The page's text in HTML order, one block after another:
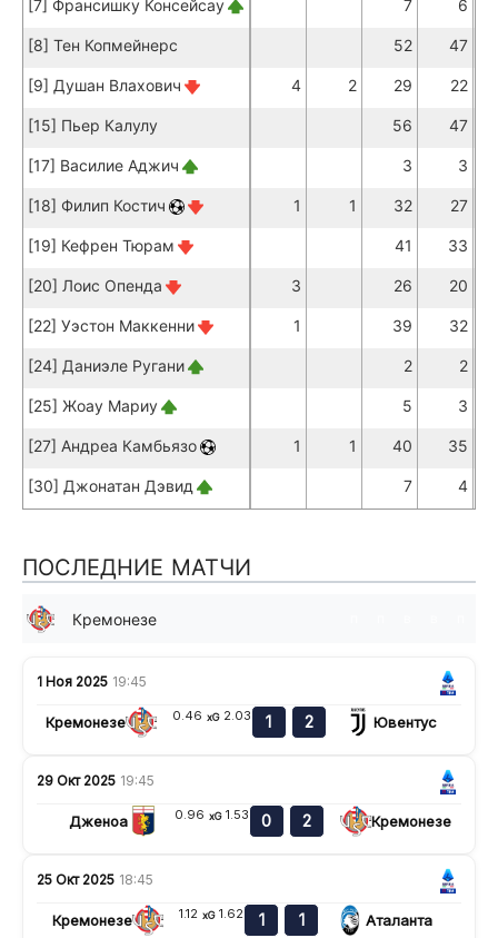
[7] Франсишку Консейсау 7 6
[8] Тен Копмейнерс 52 47
[9] Душан Влахович 4 2 29 22
[15] Пьер Калулу 56 47
[17] Василие Аджич 3 3
[18] Филип Костич 1 1 32 27
[19] Кефрен Тюрам 41 33
[20] Лоис Опенда 3 26 20
[22] Уэстон Маккенни 1 39 32
[24] Даниэле Ругани 2 2
[25] Жоау Мариу 5 3
[27] Андреа Камбьязо 1 1 40 35
[30] Джонатан Дэвид 7 4
ПОСЛЕДНИЕ МАТЧИ
Кремонезе
1 Ноя 2025 19:45
Кремонезе 0.46 xG 2.03 1 2 Ювентус
29 Окт 2025 19:45
Дженоа 0.96 xG 1.53 0 2 Кремонезе
25 Окт 2025 18:45
Кремонезе 1.12 xG 1.62 1 1 Аталанта